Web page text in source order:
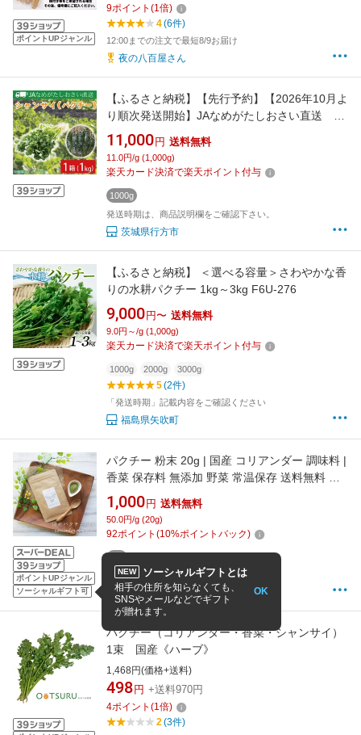
ポイントUPジャンル
9ポイント (1倍)
4(6件)
12:00までの注文で最短8/9お届け
夜の八百屋さん
【ふるさと納税】【先行予約】【2026年10月よ
り順次発送開始】JAなめがたしおさい直送 シ
ャンサイ(パクチー1kg)｜シャンサイ パクチー
野菜 1kg JA サラダ 鍋 スープ 茨城県 行方市
(AE-28)
11,000 円 送料無料
11.0円/g (1,000g)
楽天カード決済で楽天ポイント付与
1000g
発送時期は、商品説明欄をご確認下さい。
茨城県行方市
【ふるさと納税】 ＜選べる容量＞さわやかな香
りの水耕パクチー 1kg～3kg F6U-276
9,000 円〜 送料無料
9.0円～/g (1,000g)
楽天カード決済で楽天ポイント付与
1000g 2000g 3000g
5(2件)
「発送時期」記載内容をご確認ください
福島県矢吹町
ポイントUPジャンル
ソーシャルギフト可
パクチー 粉末 20g | 国産 コリアンダー 調味料 |
香菜 保存料 無添加 野菜 常温保存 送料無料 ス
パイス ハーブ パウダー ハーブティー 料理 カレ
ー 香り メール便 送料無料 ギフト お試し 珍し
い お中元
1,000 円 送料無料
50.0円/g (20g)
92ポイント (10%ポイントバック)
5 (2件)
こんにゃく屋生田目屋
パクチー（コリアンダー・香菜・シャンサイ）
1束 国産《ハーブ》
1,468円(価格+送料)
498 円 +送料970円
4ポイント (1倍)
2(3件)
NEW ソーシャルギフトとは
相手の住所を知らなくても、
SNSやメールなどでギフト
が贈れます。
OK